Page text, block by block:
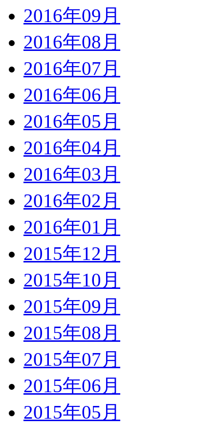
2016年09月
2016年08月
2016年07月
2016年06月
2016年05月
2016年04月
2016年03月
2016年02月
2016年01月
2015年12月
2015年10月
2015年09月
2015年08月
2015年07月
2015年06月
2015年05月